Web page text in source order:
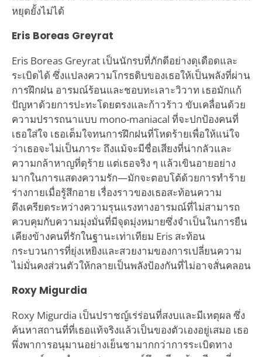
หยุดยั้งไม่ได้
Eris Boreas Greyrat
Eris Boreas Greyrat เป็นนักรบที่ภักดีอย่างดุเดือดและ
ระเบิดได้ ซึ่งแปลงความโกรธดิบของเธอให้เป็นพลังที่ผ่าน
การฝึกฝน อารมณ์ร้อนและชอบทะเลาะวิวาท เธอมักแก้
ปัญหาด้วยการปะทะโดยตรงและก้าวร้าว ขับเคลื่อนด้วย
ความปรารถนาแบบ mono-maniacal ที่จะปกป้องคนที่
เธอใส่ใจ เธอเต็มใจทนการฝึกฝนที่โหดร้ายเพื่อให้แน่ใจ
ว่าเธอจะไม่เป็นภาระ ถึงแม้จะมีชื่อเสียงที่น่ากลัวและ
ความกล้าหาญที่ดุร้าย แต่เธอจริง ๆ แล้วเขินอายอย่าง
มากในการแสดงความรัก—มักจะตอบโต้ด้วยการทำร้าย
ร่างกายเมื่อรู้สึกอาย เรื่องราวของเธอสะท้อนความ
ตึงเครียดระหว่างความรุนแรงทางอารมณ์ที่ไม่สามารถ
ควบคุมกับความมุ่งมั่นที่มีจุดมุ่งหมายซึ่งจำเป็นในการยืน
เคียงข้างคนที่รักในฐานะเท่าเทียม Eris สะท้อน
กระบวนการที่ยุ่งเหยิงและสวยงามของการเปลี่ยนความ
ไม่มั่นคงส่วนตัวให้กลายเป็นพลังป้องกันที่ไม่อาจสั่นคลอน
Roxy Migurdia
Roxy Migurdia เป็นปราชญ์เร่ร่อนที่สงบและมีเหตุผล ซึ่ง
ค้นหาสถานที่ที่เธอแท้จริงแล้วเป็นของตัวเองอยู่เสมอ เธอ
พึ่งพาการอนุมานอย่างเย็นชามากกว่าการระเบิดทาง